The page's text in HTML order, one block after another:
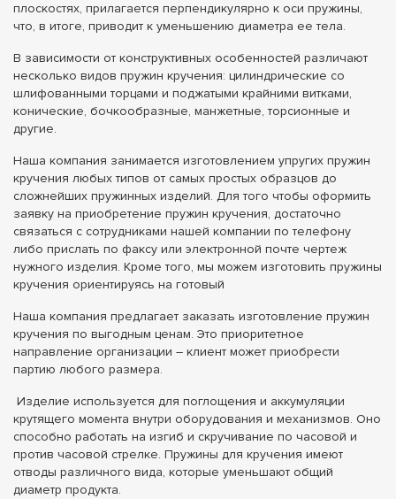
плоскостях, прилагается перпендикулярно к оси пружины,
что, в итоге, приводит к уменьшению диаметра ее тела.
В зависимости от конструктивных особенностей различают
несколько видов пружин кручения: цилиндрические со
шлифованными торцами и поджатыми крайними витками,
конические, бочкообразные, манжетные, торсионные и
другие.
Наша компания занимается изготовлением упругих пружин
кручения любых типов от самых простых образцов до
сложнейших пружинных изделий. Для того чтобы оформить
заявку на приобретение пружин кручения, достаточно
связаться с сотрудниками нашей компании по телефону
либо прислать по факсу или электронной почте чертеж
нужного изделия. Кроме того, мы можем изготовить пружины
кручения ориентируясь на готовый
Наша компания предлагает заказать изготовление пружин
кручения по выгодным ценам. Это приоритетное
направление организации – клиент может приобрести
партию любого размера.
Изделие используется для поглощения и аккумуляции
крутящего момента внутри оборудования и механизмов. Оно
способно работать на изгиб и скручивание по часовой и
против часовой стрелке. Пружины для кручения имеют
отводы различного вида, которые уменьшают общий
диаметр продукта.